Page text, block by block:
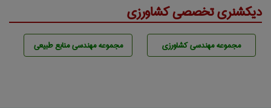
دیکشنری تخصصی کشاورزی
مجموعه مهندسی كشاورزی مجموعه مهندسی منابع طبيعی